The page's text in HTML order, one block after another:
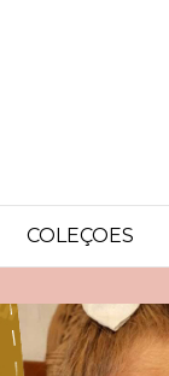
COLEÇOES